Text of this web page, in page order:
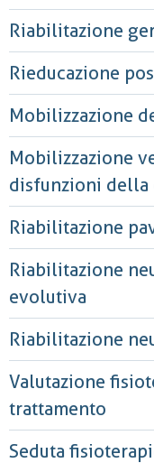
Riabilitazione
Rieducazione
Mobilizzazione
Mobilizzazione
disfunzioni della
Riabilitazione
Riabilitazione
evolutiva
Riabilitazione
Valutazione
trattamento
Seduta